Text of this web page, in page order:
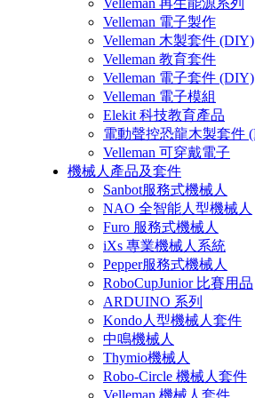
Velleman 電子製作
Velleman 木製套件 (DIY)
Velleman 教育套件
Velleman 電子套件 (DIY)
Velleman 電子模組
Elekit 科技教育產品
電動聲控恐龍木製套件
Velleman 可穿戴電子
機械人產品及套件
Sanbot服務式機械人
NAO 全智能人型機械人
Furo 服務式機械人
iXs 專業機械人系統
Pepper服務式機械人
RoboCupJunior 比賽用品
ARDUINO 系列
Kondo人型機械人套件
中鳴機械人
Thymio機械人
Robo-Circle 機械人套件
Velleman 機械人套件